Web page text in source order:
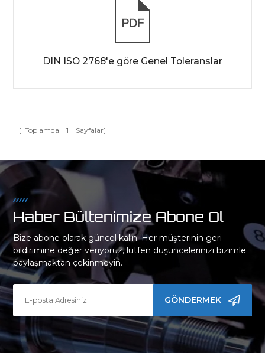
DIN ISO 2768'e göre Genel Toleranslar
[ Toplamda 1 Sayfalar]
Haber Bültenimize Abone Ol
Bize abone olarak güncel kalın. Her müşterinin geri
bildirimine değer veriyoruz, lütfen düşüncelerinizi bizimle
paylaşmaktan çekinmeyin.
GÖNDERMEK